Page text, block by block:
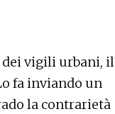
vigili urbani, il
fa inviando un
la contrarietà